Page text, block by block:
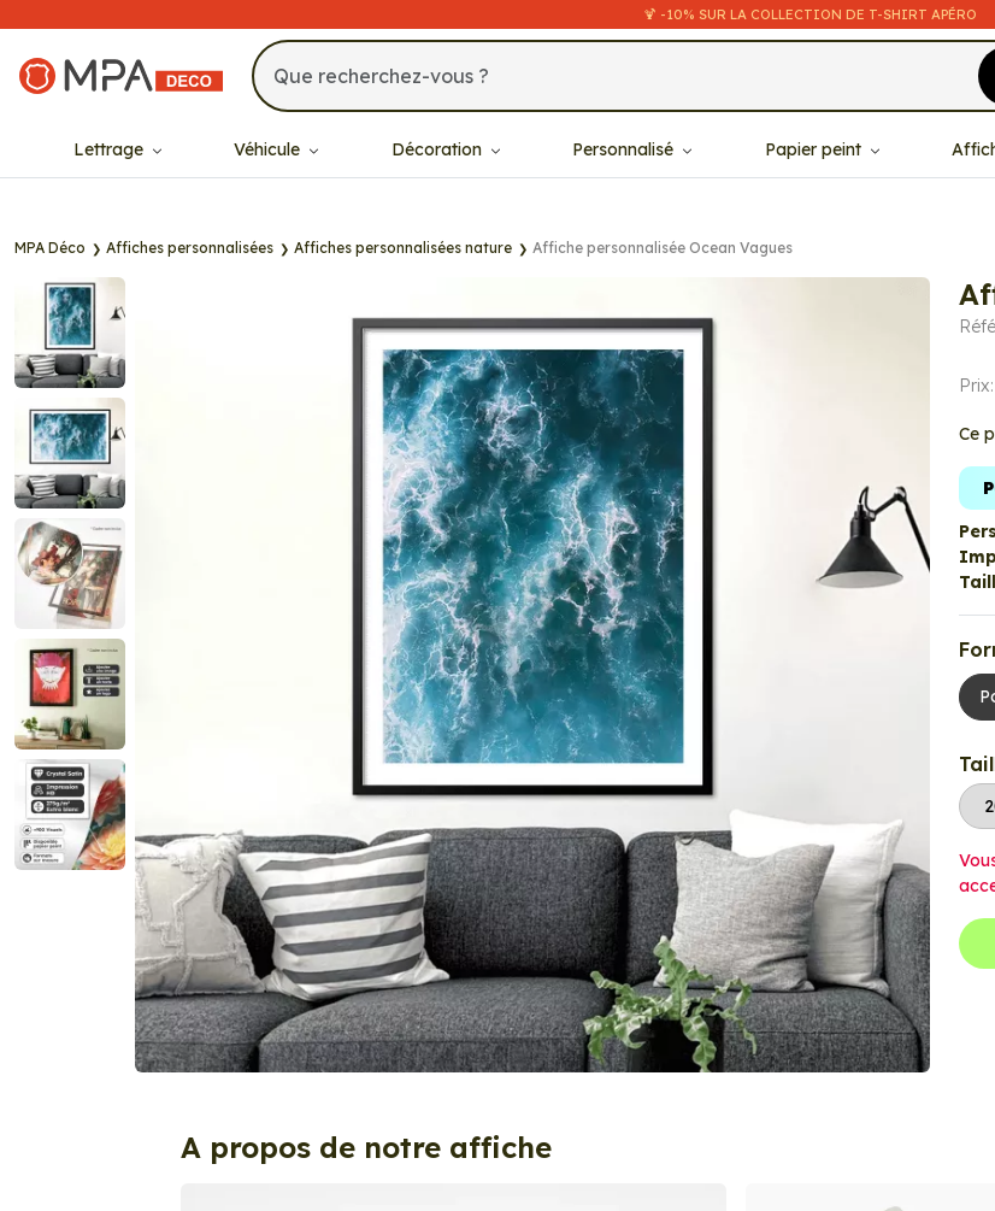
🍹 -10% SUR LA COLLECTION DE T-SHIRT APÉRO
MPA Déco
Lettrage Véhicule Décoration Personnalisé Papier peint
MPA Déco Affiches personnalisées Affiches personnalisées nature Affiche personnalisée Ocean Vagues
Prix:
Ce
A propos de notre affiche